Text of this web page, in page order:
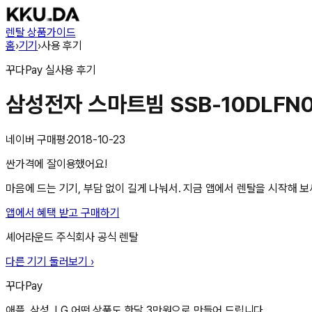
렌탈 상품가이드
홈›기기›사용 후기
꾸다Pay 실사용 후기
삼성전자 스마트빔 SSB-
네이버 구매평·2018-10-23
싼가격에 잘이용했어요!
마음에 드는 기기, 부담 없이 길게 나눠서. 지금 앱에서 렌탈을 시작해 보
앱에서 혜택 받고 구매하기
셰어라운드 주식회사 공식 렌탈
다른 기기 둘러보기 ›
꾸다Pay